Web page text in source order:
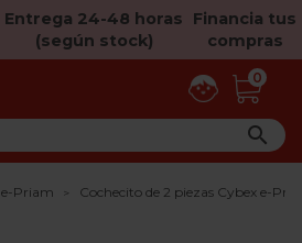
Entrega 24-48 horas
(según stock)
Financia tus
compras
0

e-Priam Cochecito de 2 piezas Cybex e-